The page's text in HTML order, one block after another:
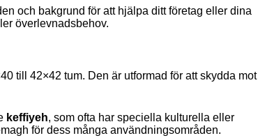
Indonesian
och bakgrund för att hjälpa ditt företag eller dina
överlevnadsbehov.
till 42×42 tum. Den är utformad för att skydda mot
keffiyeh, som ofta har speciella kulturella eller
för dess många användningsområden.